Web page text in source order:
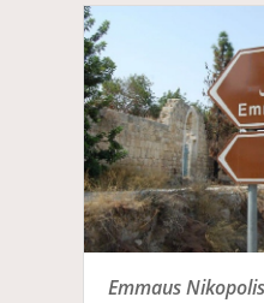
Emmaus Nikopolis